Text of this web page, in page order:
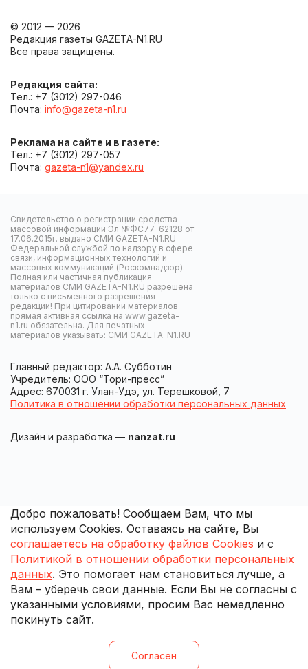
© 2012 — 2026
Редакция газеты GAZETA-N1.RU
Все права защищены.
Редакция сайта:
Тел.: +7 (3012) 297-046
Почта: info@gazeta-n1.ru
Реклама на сайте и в газете:
Тел.: +7 (3012) 297-057
Почта: gazeta-n1@yandex.ru
Свидетельство о регистрации средства
массовой информации Эл №ФС77-62128 от
17.06.2015г. выдано СМИ GAZETA-N1.RU
Федеральной службой по надзору в сфере
связи, информационных технологий и
массовых коммуникаций (Роскомнадзор).
Полная или частичная публикация
материалов СМИ GAZETA-N1.RU разрешена
только с письменного разрешения
редакции! При цитировании материалов
прямая активная ссылка на www.gazeta-
n1.ru обязательна. Для печатных
материалов указывать: СМИ GAZETA-N1.RU
Главный редактор: А.А. Субботин
Учредитель: ООО “Тори-пресс”
Адрес: 670031 г. Улан-Удэ, ул. Терешковой, 7
Политика в отношении обработки персональных данных
Дизайн и разработка — nanzat.ru
Добро пожаловать! Сообщаем Вам, что мы
используем Cookies. Оставаясь на сайте, Вы
соглашаетесь на обработку файлов Cookies и с
Политикой в отношении обработки персональных
данных. Это помогает нам становиться лучше, а
Вам – уберечь свои данные. Если Вы не согласны с
указанными условиями, просим Вас немедленно
покинуть сайт.
Согласен